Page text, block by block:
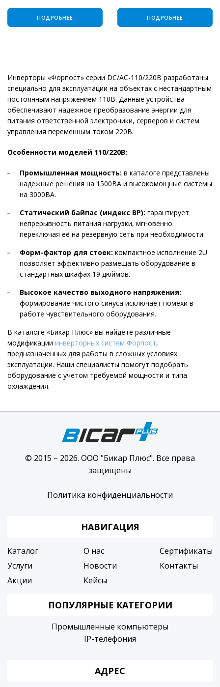
ПОДРОБНЕЕ ПОДРОБНЕЕ
Инверторы «Форпост» серии DC/AC-110/220В разработаны
специально для эксплуатации на объектах с нестандартным
постоянным напряжением 110В. Данные устройства
обеспечивают надежное преобразование энергии для
питания ответственной электроники, серверов и систем
управления переменным током 220В.
Особенности моделей 110/220В:
Промышленная мощность: в каталоге представлены
надежные решения на 1500ВА и высокомощные системы
на 3000ВА.
Статический байпас (индекс BP): гарантирует
непрерывность питания нагрузки, мгновенно
переключая её на резервную сеть при необходимости.
Форм-фактор для стоек: компактное исполнение 2U
позволяет эффективно размещать оборудование в
стандартных шкафах 19 дюймов.
Высокое качество выходного напряжения:
формирование чистого синуса исключает помехи в
работе чувствительного оборудования.
В каталоге «Бикар Плюс» вы найдете различные
модификации инверторных систем Форпост,
предназначенных для работы в сложных условиях
эксплуатации. Наши специалисты помогут подобрать
оборудование с учетом требуемой мощности и типа
охлаждения.
© 2015 – 2026. ООО "Бикар Плюс". Все права
защищены
Политика конфиденциальности
НАВИГАЦИЯ
Каталог
Услуги
Акции
О нас
Новости
Кейсы
Сертификаты
Контакты
ПОПУЛЯРНЫЕ КАТЕГОРИИ
Промышленные компьютеры
IP-телефония
АДРЕС